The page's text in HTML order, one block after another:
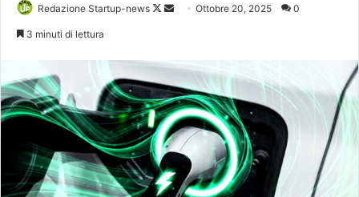
Redazione Startup-news
Follow
Invia Ottobre 20, 2025 0
3 minuti di lettura